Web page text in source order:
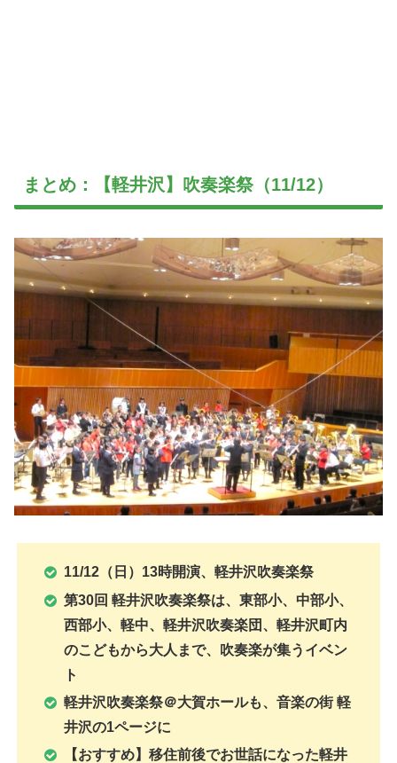
まとめ：【軽井沢】吹奏楽祭（11/12）
11/12（日）13時開演、軽井沢吹奏楽祭
第30回 軽井沢吹奏楽祭は、東部小、中部小、
西部小、軽中、軽井沢吹奏楽団、軽井沢町内
のこどもから大人まで、吹奏楽が集うイベン
ト
軽井沢吹奏楽祭＠大賀ホールも、音楽の街 軽
井沢の1ページに
【おすすめ】移住前後でお世話になった軽井